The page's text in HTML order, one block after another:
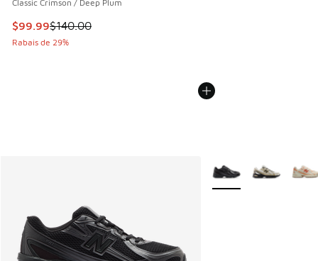
Classic Crimson / Deep Plum
Cet article est en solde. Le prix est passé de $140.00 à
$99.99$140.00
Rabais de 29%
Plus de couleurs